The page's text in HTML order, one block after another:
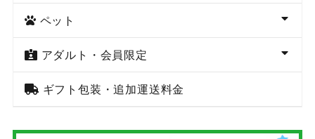
ペット
アダルト・会員限定
ギフト包装・追加運送料金